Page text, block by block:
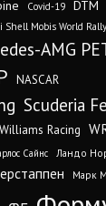
Covid-19 DTM
Shell Mobis World
AMG
NASCAR
Scuderia
Williams Racing
Сайнс Ландо
Марк